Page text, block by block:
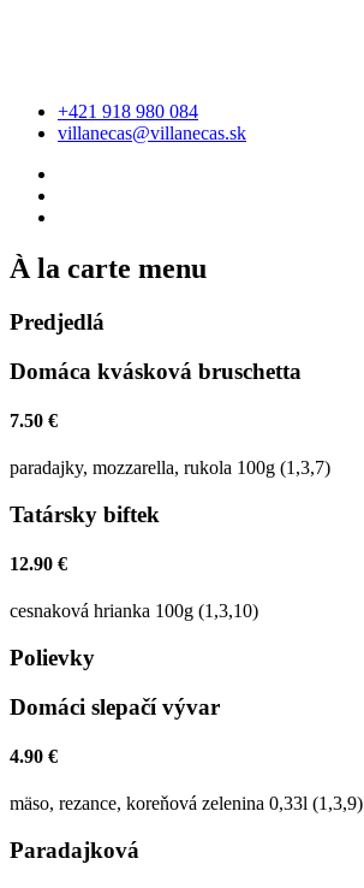
+421 918 980 084
villanecas@villanecas.sk
À la carte menu
Predjedlá
Domáca kvásková bruschetta
7.50 €
paradajky, mozzarella, rukola 100g (1,3,7)
Tatársky biftek
12.90 €
cesnaková hrianka 100g (1,3,10)
Polievky
Domáci slepačí vývar
4.90 €
mäso, rezance, koreňová zelenina 0,33l (1,3,9)
Paradajková